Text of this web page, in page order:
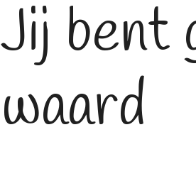
Jij bent
waard